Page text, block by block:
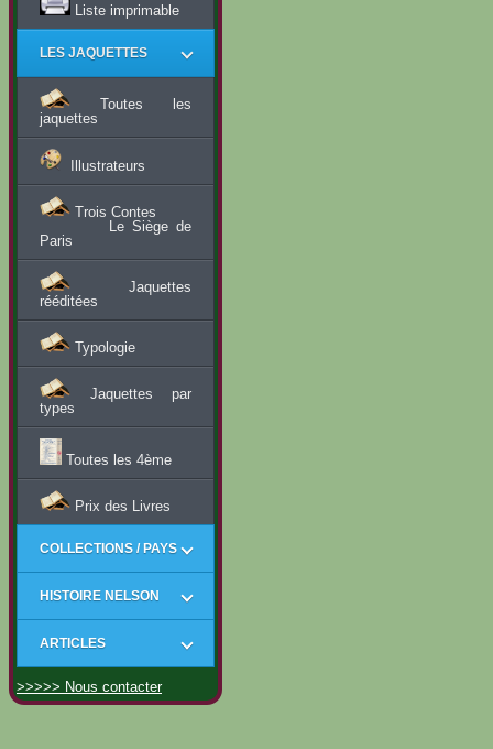
Liste imprimable
LES JAQUETTES
Toutes les
jaquettes
Illustrateurs
Trois Contes
Le Siège de
Paris
Jaquettes
rééditées
Typologie
Jaquettes par
types
Toutes les 4ème
Prix des Livres
COLLECTIONS / PAYS
HISTOIRE NELSON
ARTICLES
>>>>> Nous contacter